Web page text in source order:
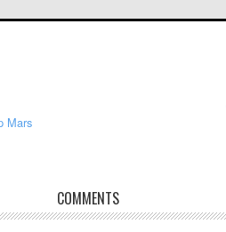
Mars
COMMENTS